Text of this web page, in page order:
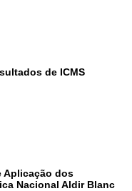
de ICMS
Aplicação dos
Nacional Aldir Blanc